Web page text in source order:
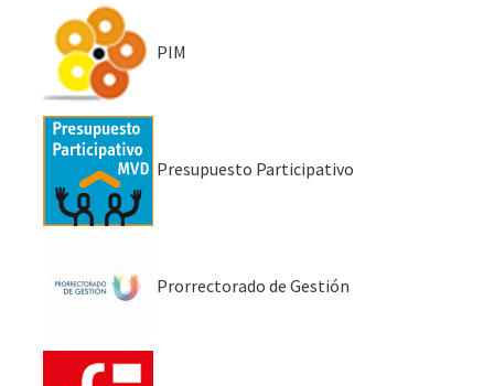
PIM
Presupuesto Participativo
Prorrectorado de Gestión